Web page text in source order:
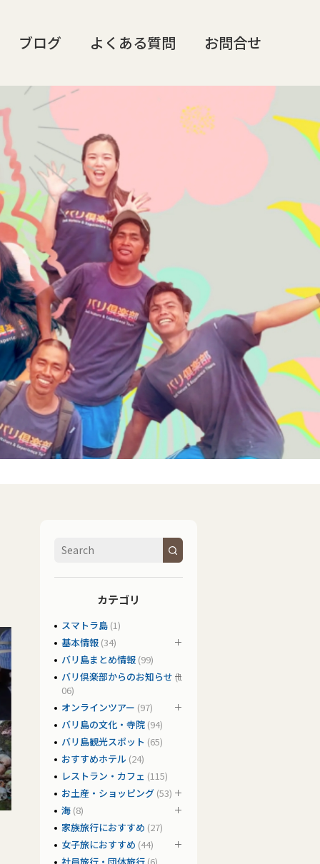
ブログ よくある質問 お問合せ
カテゴリ
スマトラ島 (1)
基本情報 (34)
バリ島まとめ情報 (99)
バリ倶楽部からのお知らせ (1
06)
オンラインツアー (97)
バリ島の文化・寺院 (94)
バリ島観光スポット (65)
おすすめホテル (24)
レストラン・カフェ (115)
お土産・ショッピング (53)
海 (8)
家族旅行におすすめ (27)
女子旅におすすめ (44)